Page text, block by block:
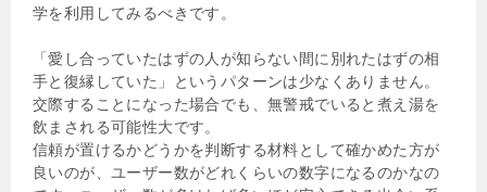
学を利用してみるべきです。
「愛し合っていたはずの人が知らない間に別れたはずの相
手と復縁していた」というパターンは少なくありません。
交際することになった場合でも、無警戒でいると煮え湯を
飲まされる可能性大です。
信頼が置けるかどうかを判断する材料として確かめた方が
良いのが、ユーザー数がどれくらいの数字になるのかなの